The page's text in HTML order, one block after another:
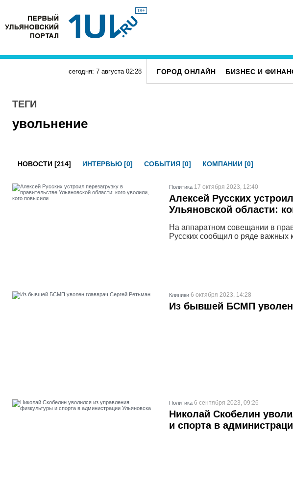
18+
сегодня: 7 августа 02:28 ГОРОД ОНЛАЙН БИЗНЕС И
ТЕГИ
увольнение
НОВОСТИ [214] ИНТЕРВЬЮ [0] СОБЫТИЯ [0] КОМПАНИИ [0]
Политика 17 октября 2023, 12:40
Алексей Русских
Ульяновской области:
На аппаратном совещании в
Русских сообщил о ряде важных
Клиники 6 октября 2023, 14:28
Из бывшей БСМП уволен
Политика 6 сентября 2023, 09:26
Николай Скобелин
и спорта в